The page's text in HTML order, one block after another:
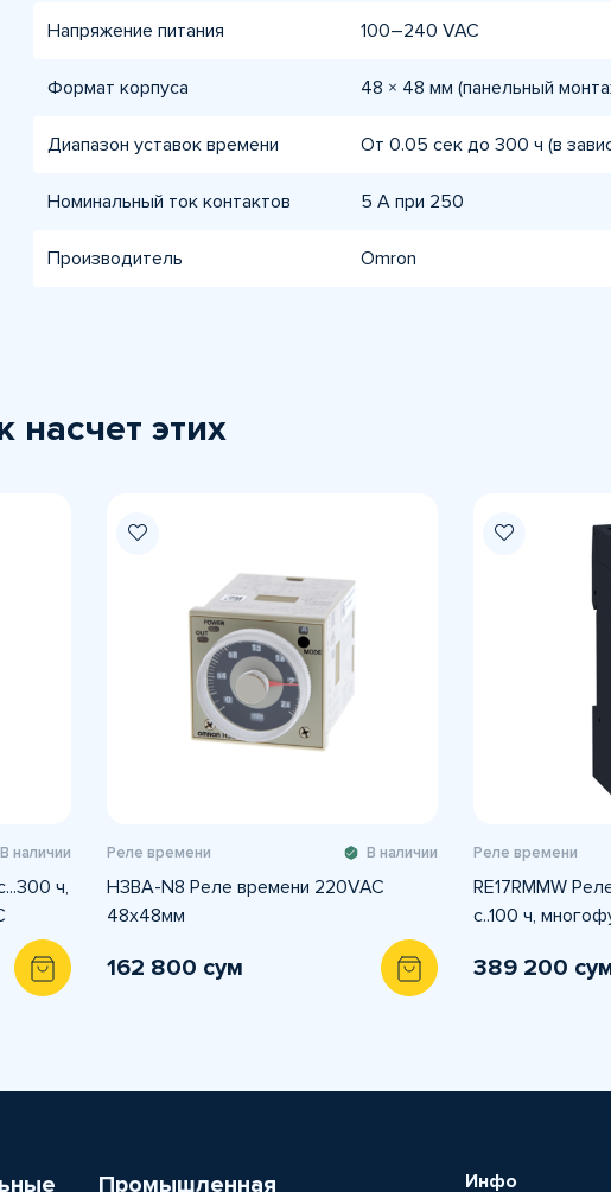
Напряжение питания 100–240 VAC
Формат корпуса 48 × 48 мм (панельный
Диапазон уставок времени От 0.05 сек до 300 ч (в
Номинальный ток контактов 5 A при 250
Производитель Omron
насчет этих
В наличии
ч,
Реле времени В наличии
H3BA-N8 Реле времени 220VAC
48x48мм
162 800 сум
Реле времени
RE17RMMW
с..100 ч,
389 200
Промышленная Инфо